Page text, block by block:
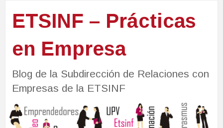
ETSINF – Prácticas
en Empresa
Blog de la Subdirección de Relaciones con
Empresas de la ETSINF